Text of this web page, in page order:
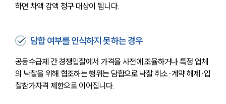
하면 차액 감액 청구 대상이 됩니다.
담합 여부를 인식하지 못하는 경우
공동수급체 간 경쟁입찰에서 가격을 사전에 조율하거나 특정 업체
의 낙찰을 위해 협조하는 행위는 담합으로 낙찰 취소·계약 해제·입
찰참가자격 제한으로 이어집니다.